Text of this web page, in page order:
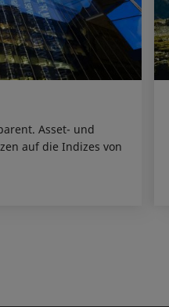
Asset- und
auf die Indizes von